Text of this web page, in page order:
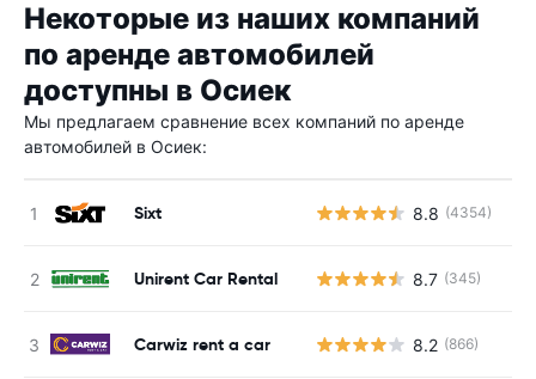
Некоторые из наших компаний
по аренде автомобилей
доступны в Осиек
Мы предлагаем сравнение всех компаний по аренде
автомобилей в Осиек:
Sixt 8.8 (4354)
Unirent Car Rental 8.7 (345)
Carwiz rent a car 8.2 (866)